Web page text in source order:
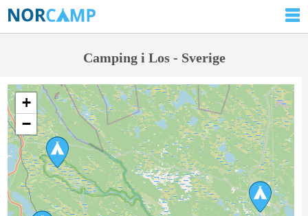
Camping i Los - Sverige
+
−